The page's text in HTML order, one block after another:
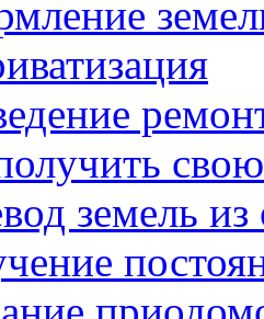
земель